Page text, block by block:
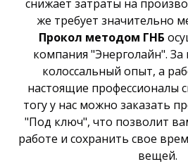
снижает затраты на
же требует значительно
Прокол методом ГНБ
компания "Энерголайн".
колоссальный опыт, а
настоящие профессионалы
тогу у нас можно заказать
"Под ключ", что позволит
работе и сохранить свое
вещей.